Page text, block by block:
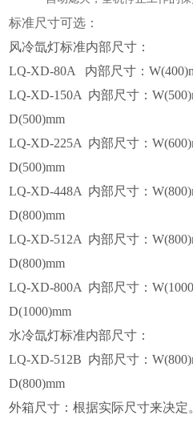
标准尺寸可选：
风冷氙灯标准内部尺寸：
LQ-XD-80A 内部尺寸：
LQ-XD-150A 内部尺寸：
D(500)mm
LQ-XD-225A 内部尺寸：
D(500)mm
LQ-XD-448A 内部尺寸：
D(800)mm
LQ-XD-512A 内部尺寸：
D(800)mm
LQ-XD-800A 内部尺寸：
D(1000)mm
水冷氙灯标准内部尺寸：
LQ-XD-512B 内部尺寸：
D(800)mm
外箱尺寸：根据实际尺寸来决定